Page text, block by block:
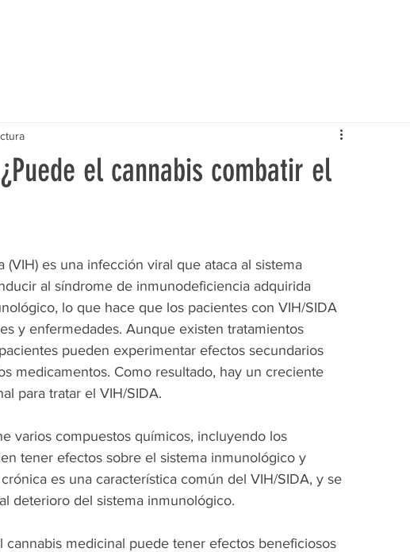
el cannabis combatir el
es una infección viral que ataca al sistema
al síndrome de inmunodeficiencia adquirida
lo que hace que los pacientes con VIH/SIDA
y enfermedades. Aunque existen tratamientos
pueden experimentar efectos secundarios
medicamentos. Como resultado, hay un creciente
para tratar el VIH/SIDA.
varios compuestos químicos, incluyendo los
tener efectos sobre el sistema inmunológico y
es una característica común del VIH/SIDA, y se
deterioro del sistema inmunológico.
medicinal puede tener efectos beneficiosos